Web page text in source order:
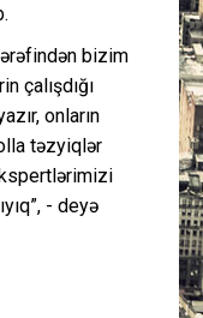
bizim
çalışdığı
onların
təzyiqlər
- deyə